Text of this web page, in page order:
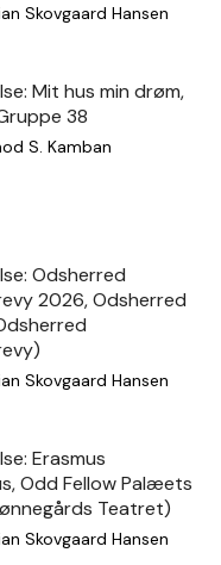
Skovgaard Hansen
Mit hus min drøm,
38
S. Kamban
Odsherred
2026, Odsherred
Skovgaard Hansen
Erasmus
Odd Fellow Palæets
Teatret)
Skovgaard Hansen